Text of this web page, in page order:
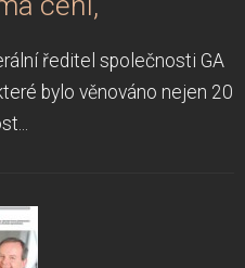
ředitel společnosti GA
bylo věnováno nejen 20